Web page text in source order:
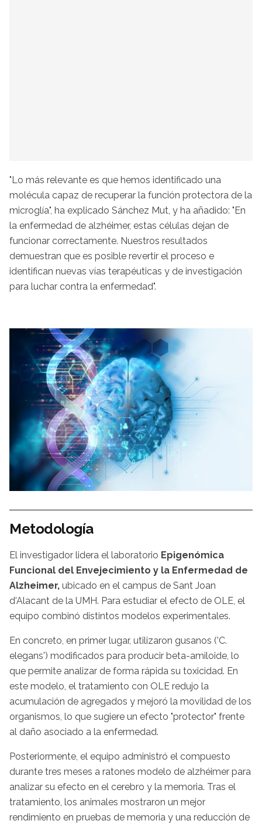
"Lo más relevante es que hemos identificado una
molécula capaz de recuperar la función protectora de la
microglía", ha explicado Sánchez Mut, y ha añadido: "En
la enfermedad de alzhéimer, estas células dejan de
funcionar correctamente. Nuestros resultados
demuestran que es posible revertir el proceso e
identifican nuevas vías terapéuticas y de investigación
para luchar contra la enfermedad".
Metodología
El investigador lidera el laboratorio Epigenómica
Funcional del Envejecimiento y la Enfermedad de
Alzheimer, ubicado en el campus de Sant Joan
d'Alacant de la UMH. Para estudiar el efecto de OLE, el
equipo combinó distintos modelos experimentales.
En concreto, en primer lugar, utilizaron gusanos ('C.
elegans') modificados para producir beta-amiloide, lo
que permite analizar de forma rápida su toxicidad. En
este modelo, el tratamiento con OLE redujo la
acumulación de agregados y mejoró la movilidad de los
organismos, lo que sugiere un efecto "protector" frente
al daño asociado a la enfermedad.
Posteriormente, el equipo administró el compuesto
durante tres meses a ratones modelo de alzhéimer para
analizar su efecto en el cerebro y la memoria. Tras el
tratamiento, los animales mostraron un mejor
rendimiento en pruebas de memoria y una reducción de